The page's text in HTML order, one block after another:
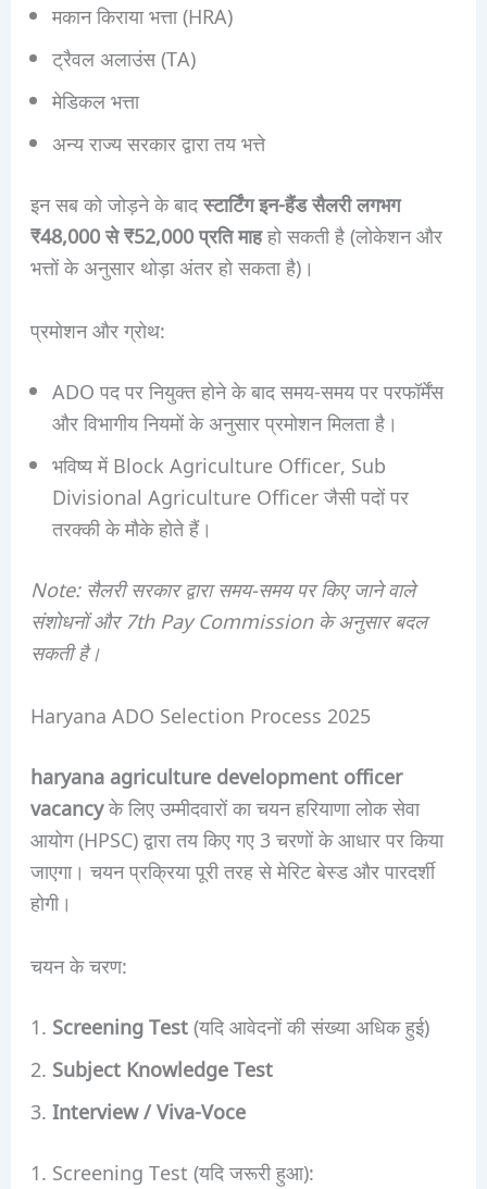
मकान किराया भत्ता (HRA)
ट्रैवल अलाउंस (TA)
मेडिकल भत्ता
अन्य राज्य सरकार द्वारा तय भत्ते
इन सब को जोड़ने के बादस्टार्टिंग इन-हैंड सैलरी लगभग
₹48,000 से ₹52,000 प्रति माहहो सकती है (लोकेशन और
भत्तों के अनुसार थोड़ा अंतर हो सकता है)।
प्रमोशन और ग्रोथ:
ADO पद पर नियुक्त होने के बाद समय-समय पर परफॉर्मेंस
और विभागीय नियमों के अनुसार प्रमोशन मिलता है।
भविष्य में Block Agriculture Officer, Sub
Divisional Agriculture Officer जैसी पदों पर
तरक्की के मौके होते हैं।
Note: सैलरी सरकार द्वारा समय-समय पर किए जाने वाले
संशोधनों और 7th Pay Commission के अनुसार बदल
सकती है।
Haryana ADO Selection Process 2025
haryana agriculture development officer
vacancyके लिए उम्मीदवारों का चयन हरियाणा लोक सेवा
आयोग (HPSC) द्वारा तय किए गए 3 चरणों के आधार पर किया
जाएगा। चयन प्रक्रिया पूरी तरह से मेरिट बेस्ड और पारदर्शी
होगी।
चयन के चरण:
Screening Test(यदि आवेदनों की संख्या अधिक हुई)
Subject Knowledge Test
Interview / Viva-Voce
1. Screening Test (यदि जरूरी हुआ):